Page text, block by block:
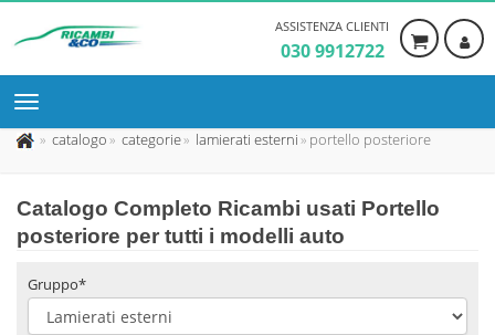
ASSISTENZA CLIENTI
030 9912722
catalogo categorie lamierati esterni portello posteriore
Catalogo Completo Ricambi usati Portello
posteriore per tutti i modelli auto
Gruppo*